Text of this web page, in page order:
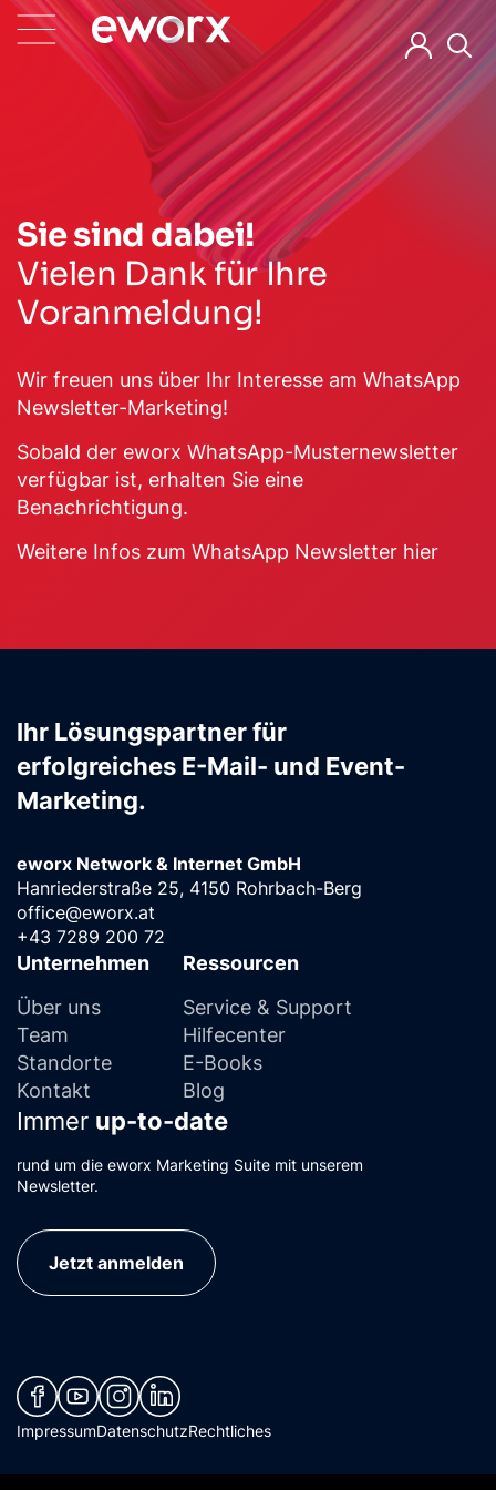
Sie sind dabei!
Vielen Dank für Ihre
Voranmeldung!
Wir freuen uns über Ihr Interesse am WhatsApp
Newsletter-Marketing!
Sobald der eworx WhatsApp-Musternewsletter
verfügbar ist, erhalten Sie eine
Benachrichtigung.
Weitere Infos zum WhatsApp Newsletter hier
Ihr Lösungspartner für
erfolgreiches E-Mail- und Event-
Marketing.
eworx Network & Internet GmbH
Hanriederstraße 25, 4150 Rohrbach-Berg
office@eworx.at
+43 7289 200 72
Unternehmen
Über uns
Team
Standorte
Kontakt
Ressourcen
Service & Support
Hilfecenter
E-Books
Blog
Immer up-to-date
rund um die eworx Marketing Suite mit unserem
Newsletter.
Jetzt anmelden
(neues Fenster)
(neues Fenster)
(neues Fenster)
(neues Fenster)
ImpressumDatenschutzRechtliches